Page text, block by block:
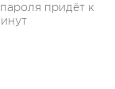
придёт к